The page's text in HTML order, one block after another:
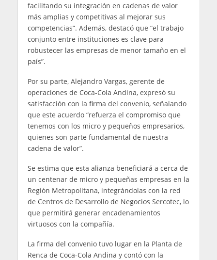
facilitando su integración en cadenas de valor
más amplias y competitivas al mejorar sus
competencias”. Además, destacó que “el trabajo
conjunto entre instituciones es clave para
robustecer las empresas de menor tamaño en el
país”.
Por su parte, Alejandro Vargas, gerente de
operaciones de Coca-Cola Andina, expresó su
satisfacción con la firma del convenio, señalando
que este acuerdo “refuerza el compromiso que
tenemos con los micro y pequeños empresarios,
quienes son parte fundamental de nuestra
cadena de valor”.
Se estima que esta alianza beneficiará a cerca de
un centenar de micro y pequeñas empresas en la
Región Metropolitana, integrándolas con la red
de Centros de Desarrollo de Negocios Sercotec, lo
que permitirá generar encadenamientos
virtuosos con la compañía.
La firma del convenio tuvo lugar en la Planta de
Renca de Coca-Cola Andina y contó con la